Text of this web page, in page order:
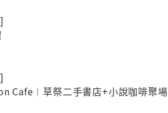
草祭二手書店+小說咖啡聚場